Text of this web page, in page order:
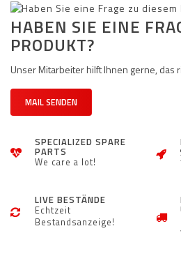
HABEN SIE EINE
PRODUKT?
Unser Mitarbeiter hilft Ihnen gerne, das
MAIL SENDEN
SPECIALIZED SPARE
PARTS
We care a lot!
LIVE BESTÄNDE
Echtzeit
Bestandsanzeige!